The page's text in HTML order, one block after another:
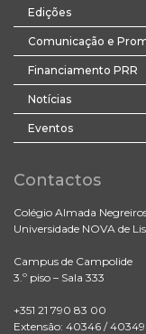
Edições
Comunicação e
Financiamento PRR
Notícias
Eventos
Contactos
Colégio Almada
Universidade NOVA de
Campus de Campolide
3.º piso – Sala 333
+351 21 790 83 00
Extensão: 40346 / 40349